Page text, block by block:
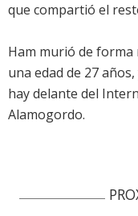
que compartió el
Ham murió de forma
una edad de 27
hay delante del
Alamogordo.